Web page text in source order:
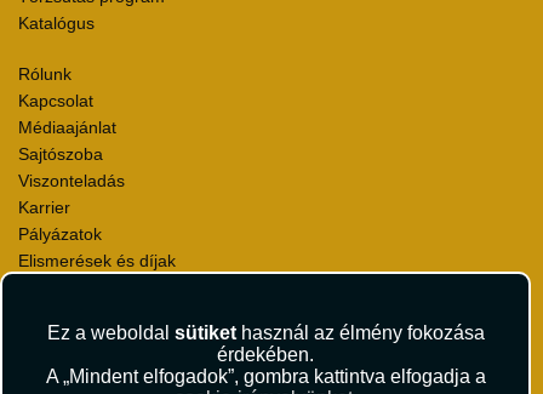
Ez a weboldal sütikethasznál az élmény fokozása
érdekében.
A „Mindent elfogadok”, gombra kattintva elfogadja a
Katalógus
Rólunk
Kapcsolat
Médiaajánlat
Sajtószoba
Viszonteladás
Karrier
Pályázatok
Elismerések és díjak
Utazási Csomag Szerződési Feltételek
Útlemondás-biztosítás Szerződési Feltételek